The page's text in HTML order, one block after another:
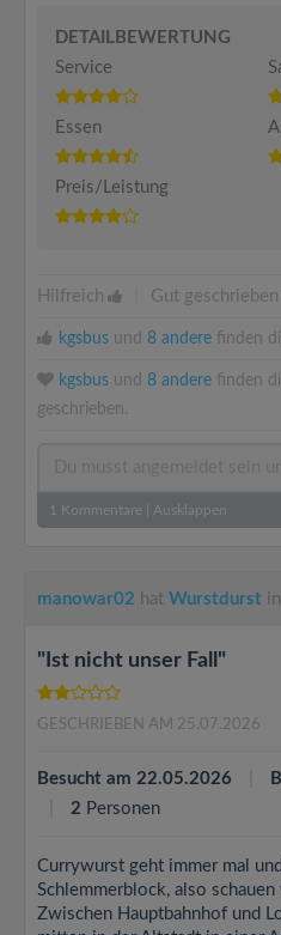
DETAILBEWERTUNG
Service
Essen
Preis/Leistung
Hilfreich Gut geschrieben
kgsbus und 8 andere finden
kgsbus und 8 andere finden
geschrieben.
1 Kommentare Ausklappen
manowar02 hat Wurstdurst
"Ist nicht unser Fall"
GESCHRIEBEN AM 25.07.2026
Besucht am 22.05.2026
2 Personen
Currywurst geht immer mal
Schlemmerblock, also schauen
Zwischen Hauptbahnhof und